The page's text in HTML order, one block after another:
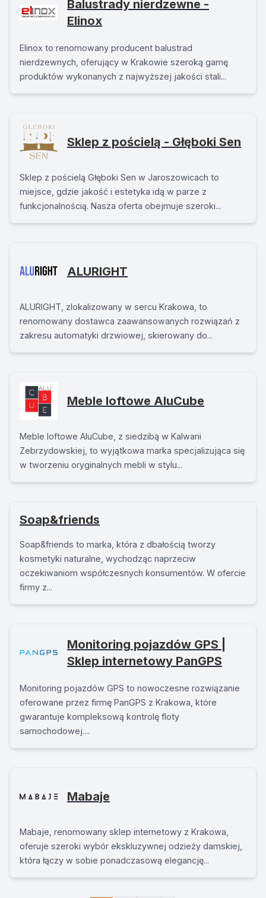
Balustrady nierdzewne -
Elinox
Elinox to renomowany producent balustrad
nierdzewnych, oferujący w Krakowie szeroką gamę
produktów wykonanych z najwyższej jakości stali...
Sklep z pościelą - Głęboki Sen
Sklep z pościelą Głęboki Sen w Jaroszowicach to
miejsce, gdzie jakość i estetyka idą w parze z
funkcjonalnością. Nasza oferta obejmuje szeroki...
ALURIGHT
ALURIGHT, zlokalizowany w sercu Krakowa, to
renomowany dostawca zaawansowanych rozwiązań z
zakresu automatyki drzwiowej, skierowany do...
Meble loftowe AluCube
Meble loftowe AluCube, z siedzibą w Kalwarii
Zebrzydowskiej, to wyjątkowa marka specjalizująca się
w tworzeniu oryginalnych mebli w stylu...
Soap&friends
Soap&friends to marka, która z dbałością tworzy
kosmetyki naturalne, wychodząc naprzeciw
oczekiwaniom współczesnych konsumentów. W ofercie
firmy z...
Monitoring pojazdów GPS |
Sklep internetowy PanGPS
Monitoring pojazdów GPS to nowoczesne rozwiązanie
oferowane przez firmę PanGPS z Krakowa, które
gwarantuje kompleksową kontrolę floty
samochodowej....
Mabaje
Mabaje, renomowany sklep internetowy z Krakowa,
oferuje szeroki wybór ekskluzywnej odzieży damskiej,
która łączy w sobie ponadczasową elegancję...